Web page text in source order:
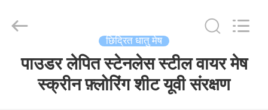
MFG
Reserved.
छिद्रित धातु मेष
पाउडर लेपित स्टेनलेस स्टील वायर मेष
स्क्रीन फ़्लोरिंग शीट यूवी संरक्षण